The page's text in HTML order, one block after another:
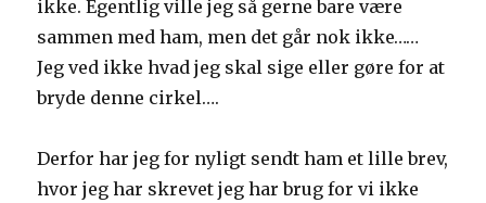
ikke. Egentlig ville jeg så gerne bare være
sammen med ham, men det går nok ikke……
Jeg ved ikke hvad jeg skal sige eller gøre for at
bryde denne cirkel….
Derfor har jeg for nyligt sendt ham et lille brev,
hvor jeg har skrevet jeg har brug for vi ikke